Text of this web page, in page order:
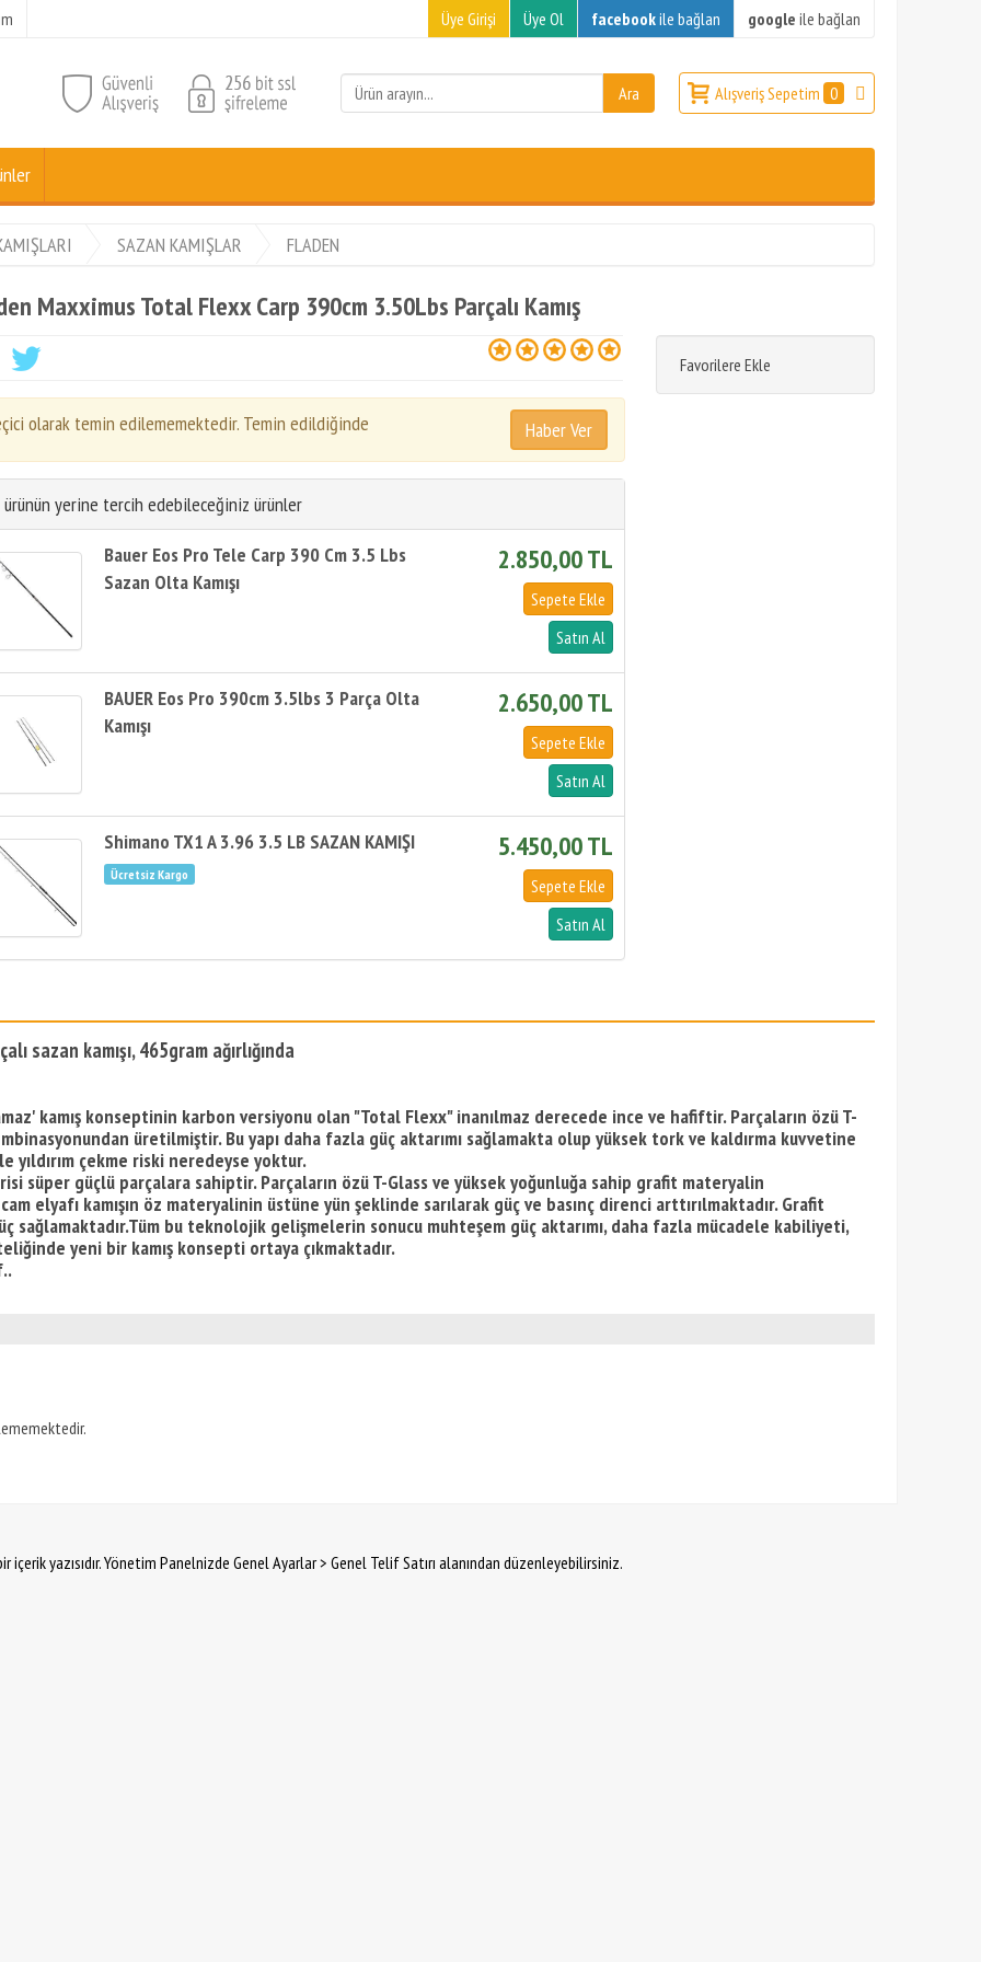
Üye Girişi Üye Ol facebookile bağlan google ile bağlan
Alışveriş Sepetim 0
SAZAN KAMIŞLAR FLADEN
Maxximus Total Flexx Carp 390cm 3.50Lbs Parçalı Kamış
Favorilere Ekle
olarak temin edilememektedir. Temin edildiğinde
ürünün yerine tercih edebileceğiniz ürünler
Bauer Eos Pro Tele Carp 390 Cm 3.5 Lbs
Sazan Olta Kamışı
2.850,00 TL
BAUER Eos Pro 390cm 3.5lbs 3 Parça Olta
Kamışı
2.650,00 TL
Shimano TX1 A 3.96 3.5 LB SAZAN KAMIŞI 5.450,00 TL
sazan kamışı, 465gram ağırlığında
kamış konseptinin karbon versiyonu olan "Total Flexx" inanılmaz derecede ince ve hafiftir. Parçaların özü T-
üretilmiştir. Bu yapı daha fazla güç aktarımı sağlamakta olup yüksek tork ve kaldırma kuvvetine
yıldırım çekme riski neredeyse yoktur.
süper güçlü parçalara sahiptir. Parçaların özü T-Glass ve yüksek yoğunluğa sahip grafit materyalin
elyafı kamışın öz materyalinin üstüne yün şeklinde sarılarak güç ve basınç direnci arttırılmaktadır. Grafit
bu teknolojik gelişmelerin sonucu muhteşem güç aktarımı, daha fazla mücadele kabiliyeti,
yeni bir kamış konsepti ortaya çıkmaktadır.
içerik yazısıdır. Yönetim Panelnizde Genel Ayarlar > Genel Telif Satırı alanından düzenleyebilirsiniz.